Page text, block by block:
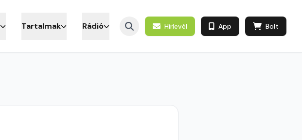
Tartalmak Rádió Hírlevél App Bolt